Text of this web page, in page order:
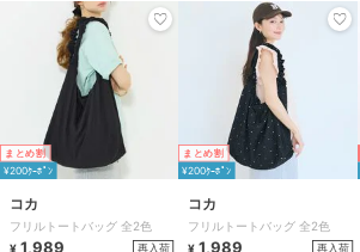
まとめ割
¥200ｸｰﾎﾟﾝ
コカ
フリルトートバッグ 全2色
¥ 1,989 再入荷
まとめ割
¥200ｸｰﾎﾟﾝ
コカ
フリルトートバッグ 全2色
¥ 1,989 再入荷